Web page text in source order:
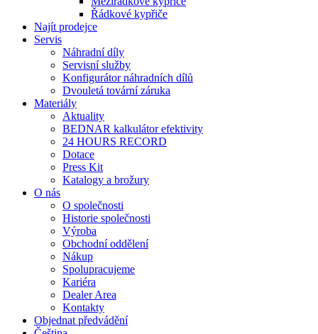
Řádkové kypřiče
Najít prodejce
Servis
Náhradní díly
Servisní služby
Konfigurátor náhradních dílů
Dvouletá tovární záruka
Materiály
Aktuality
BEDNAR kalkulátor efektivity
24 HOURS RECORD
Dotace
Press Kit
Katalogy a brožury
O nás
O společnosti
Historie společnosti
Výroba
Obchodní oddělení
Nákup
Spolupracujeme
Kariéra
Dealer Area
Kontakty
Objednat předvádění